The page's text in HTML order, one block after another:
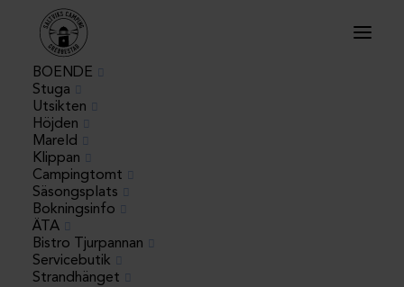
BOENDE
Stuga
Utsikten
Höjden
Mareld
Klippan
Campingtomt
Säsongsplats
Bokningsinfo
ÄTA
Bistro Tjurpannan
Servicebutik
Strandhänget
« Alla Evenemang
Detta evenemang har redan ägt